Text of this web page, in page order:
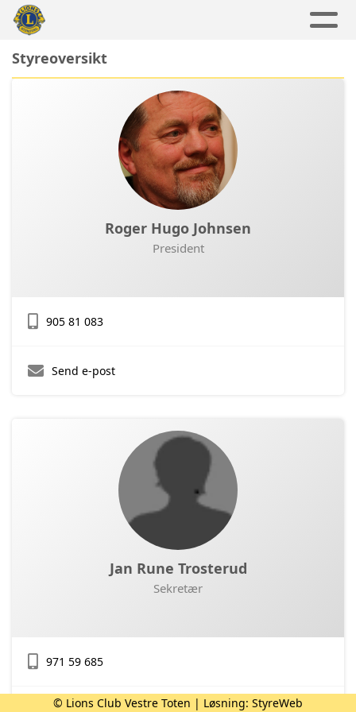
Styreoversikt
Roger Hugo Johnsen
President
905 81 083
Send e-post
Jan Rune Trosterud
Sekretær
971 59 685
© Lions Club Vestre Toten | Løsning: StyreWeb